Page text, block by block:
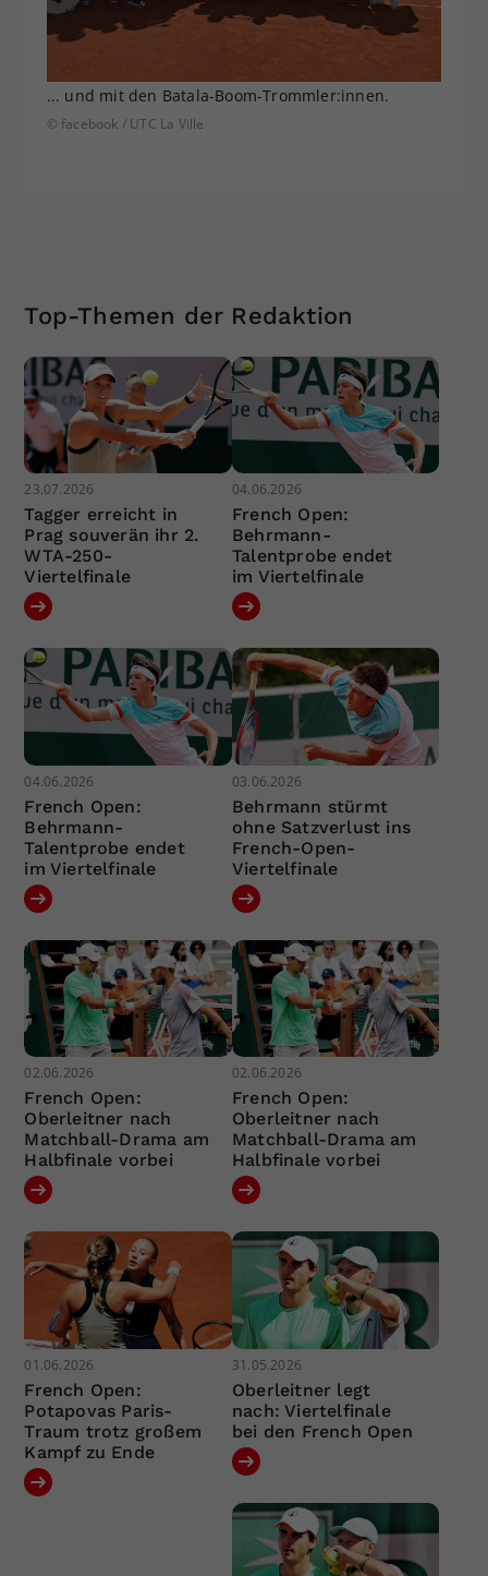
... und mit den Batala-Boom-Trommler:innen.
© facebook / UTC La Ville
Top-Themen der Redaktion
23.07.2026
Tagger erreicht in
Prag souverän ihr 2.
WTA-250-
Viertelfinale
04.06.2026
French Open:
Behrmann-
Talentprobe endet
im Viertelfinale
04.06.2026
French Open:
Behrmann-
Talentprobe endet
im Viertelfinale
03.06.2026
Behrmann stürmt
ohne Satzverlust ins
French-Open-
Viertelfinale
02.06.2026
French Open:
Oberleitner nach
Matchball-Drama am
Halbfinale vorbei
02.06.2026
French Open:
Oberleitner nach
Matchball-Drama am
Halbfinale vorbei
01.06.2026
French Open:
Potapovas Paris-
Traum trotz großem
Kampf zu Ende
31.05.2026
Oberleitner legt
nach: Viertelfinale
bei den French Open